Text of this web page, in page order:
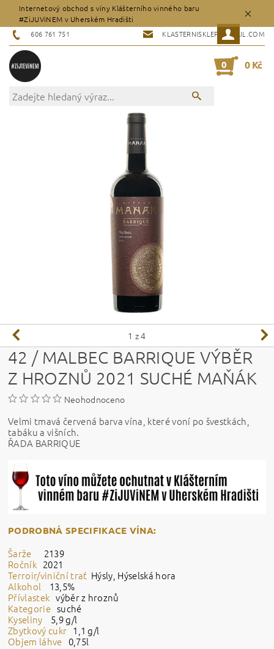
Internetový obchod s víny Klášterního vinného baru
#ZiJUViNEM v Uherském Hradišti
606 761 751
KLASTERNISKLEP@GMAIL.COM
0 0 Kč
1 z 4
42 / MALBEC BARRIQUE VÝBĚR
Z HROZNŮ 2021 SUCHÉ MAŇÁK
Neohodnoceno
Velmi tmavá červená barva vína, které voní po švestkách,
tabáku a višních.
ŘADA BARRIQUE
PODROBNÁ SPECIFIKACE VÍNA:
Šarže 2139
Ročník 2021
Terroir/viniční trať Hýsly, Hýselská hora
Alkohol
13,5%
Přívlastek výběr z hroznů
Kategorie suché
Kyseliny
5,9 g/l
Zbytkový cukr 1,1 g/l
Objem láhve 0,75l